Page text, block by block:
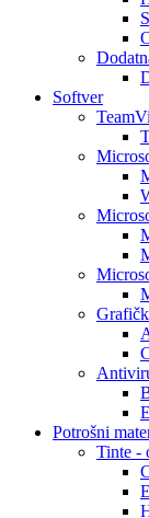
Softver
Potrošni
Tinte -